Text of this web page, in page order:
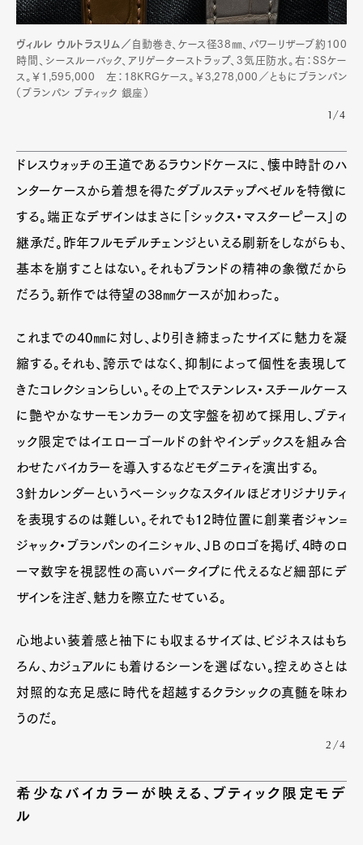
Product Culture Lifestyle
Pen Membership
Magazine
Contact
Pen international Pen tw
ヴィルレ ウルトラスリム／ 自動巻き、ケース径38㎜、パワーリザーブ約100
時間、シースルーバック、アリゲーターストラップ、3気圧防水。右：SSケー
ス。￥1,595,000 左：18KRGケース。￥3,278,000／ともにブランパン
（ブランパン ブティック 銀座）
1/4
ドレスウォッチの王道であるラウンドケースに、懐中時計のハ
ンターケースから着想を得たダブルステップベゼルを特徴に
する。端正なデザインはまさに「シックス・マスターピース」の
継承だ。昨年フルモデルチェンジといえる刷新をしながらも、
基本を崩すことはない。それもブランドの精神の象徴だから
だろう。新作では待望の38㎜ケースが加わった。
これまでの40㎜に対し、より引き締まったサイズに魅力を凝
縮する。それも、誇示ではなく、抑制によって個性を表現して
きたコレクションらしい。その上でステンレス・スチールケース
に艶やかなサーモンカラーの文字盤を初めて採用し、ブティ
ック限定ではイエローゴールドの針やインデックスを組み合
わせたバイカラーを導入するなどモダニティを演出する。
3針カレンダーというベーシックなスタイルほどオリジナリティ
を表現するのは難しい。それでも12時位置に創業者ジャン=
ジャック・ブランパンのイニシャル、ＪＢのロゴを掲げ、4時のロ
ーマ数字を視認性の高いバータイプに代えるなど細部にデ
ザインを注ぎ、魅力を際立たせている。
心地よい装着感と袖下にも収まるサイズは、ビジネスはもち
ろん、カジュアルにも着けるシーンを選ばない。控えめさとは
対照的な充足感に時代を超越するクラシックの真髄を味わ
うのだ。
2/4
希少なバイカラーが映える、ブティック限定モデ
ル